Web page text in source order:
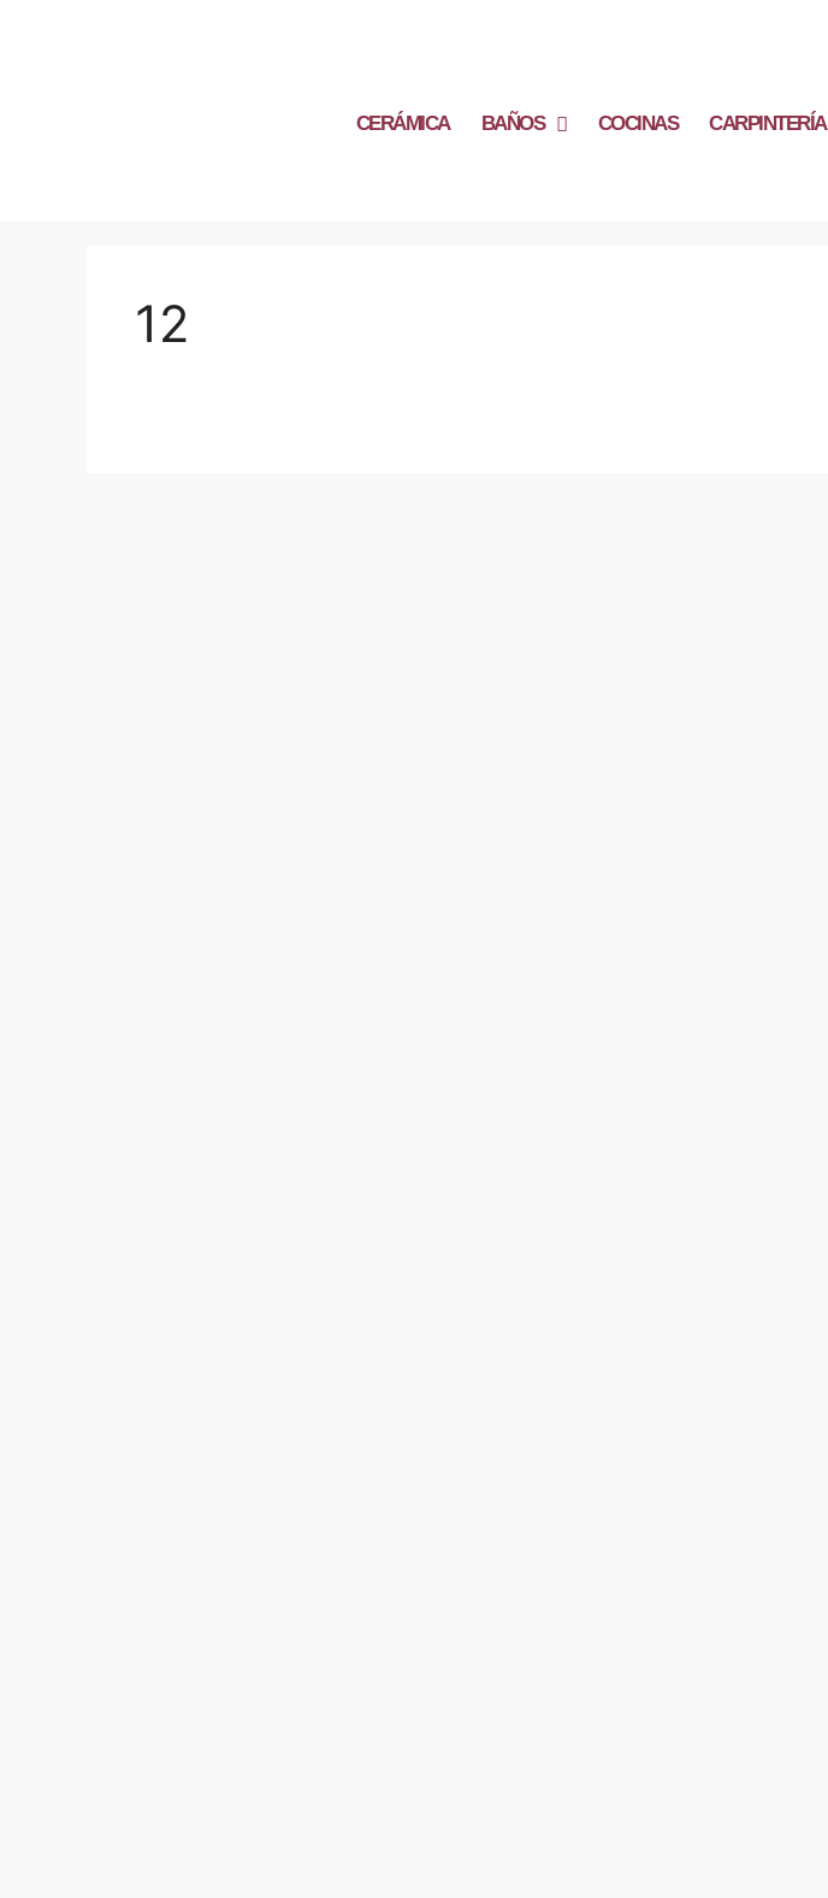
CERÁMICA BAÑOS COCINAS CARPINTERÍA
12